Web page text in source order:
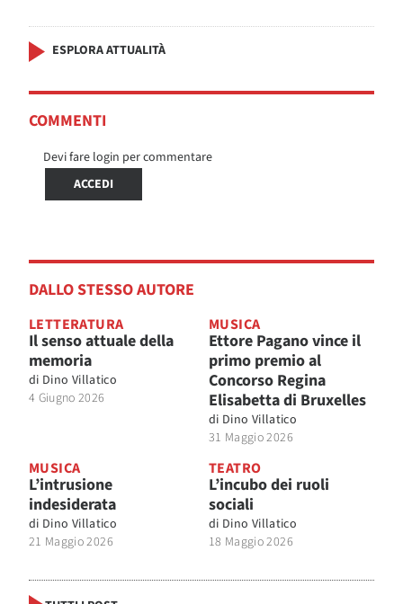
ESPLORA ATTUALITÀ
COMMENTI
Devi fare login per commentare
ACCEDI
DALLO STESSO AUTORE
LETTERATURA
Il senso attuale della
memoria
di Dino Villatico
4 Giugno 2026
MUSICA
Ettore Pagano vince il
primo premio al
Concorso Regina
Elisabetta di Bruxelles
di Dino Villatico
31 Maggio 2026
MUSICA
L’intrusione
indesiderata
di Dino Villatico
21 Maggio 2026
TEATRO
L’incubo dei ruoli
sociali
di Dino Villatico
18 Maggio 2026